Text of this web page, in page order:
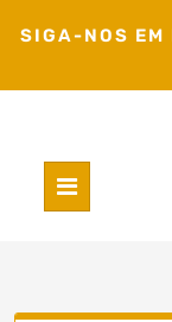
SIGA-NOS EM